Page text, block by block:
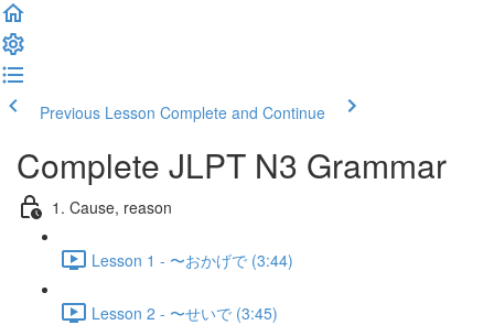
Previous Lesson Complete and Continue
Complete JLPT N3 Grammar
1. Cause, reason
Lesson 1 - 〜おかげで (3:44)
Lesson 2 - 〜せいで (3:45)